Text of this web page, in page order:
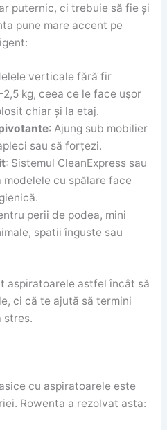
puternic, ci trebuie să fie și
pune mare accent pe
verticale fără fir
kg, ceea ce le face ușor
chiar și la etaj.
: Ajung sub mobilier
sau să forțezi.
: Sistemul CleanExpress sau
cu spălare face
perii de podea, mini
spatii înguste sau
aspiratoarele astfel încât să
ci că te ajută să termini
stres.
cu aspiratoarele este
Rowenta a rezolvat asta: